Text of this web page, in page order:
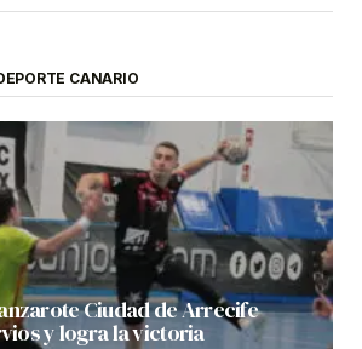
CANARIO
Ciudad de Arrecife
y logra la victoria